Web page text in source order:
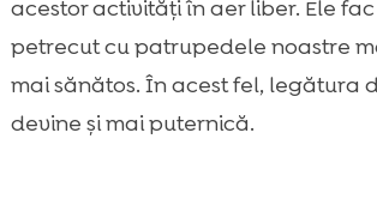
acestor activități în aer liber. Ele
petrecut cu patrupedele noastre
mai sănătos. În acest fel, legătura
devine și mai puternică.